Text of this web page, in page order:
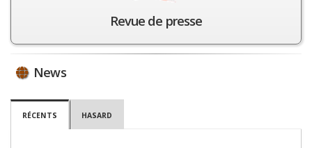
Revue de presse
News
RÉCENTS HASARD